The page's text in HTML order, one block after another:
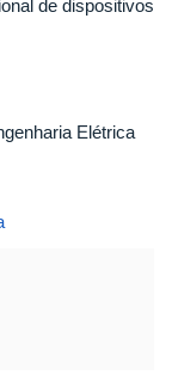
de dispositivos
Elétrica